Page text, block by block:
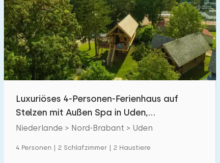
Luxuriöses 4-Personen-Ferienhaus auf
Stelzen mit Außen Spa in Uden,
Nordbrabant
Niederlande > Nord-Brabant > Uden
4 Personen | 2 Schlafzimmer | 2 Haustiere